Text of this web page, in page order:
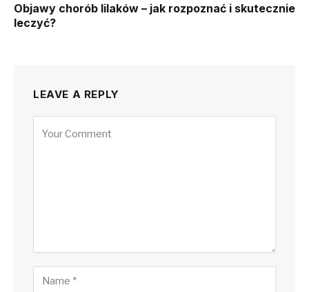
Objawy chorób lilaków – jak rozpoznać i skutecznie
leczyć?
LEAVE A REPLY